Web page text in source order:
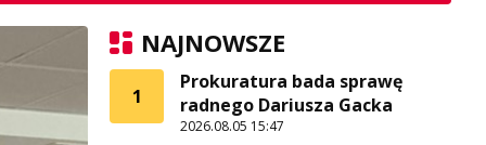
NAJNOWSZE
1
Prokuratura bada sprawę
radnego Dariusza Gacka
2026.08.05 15:47